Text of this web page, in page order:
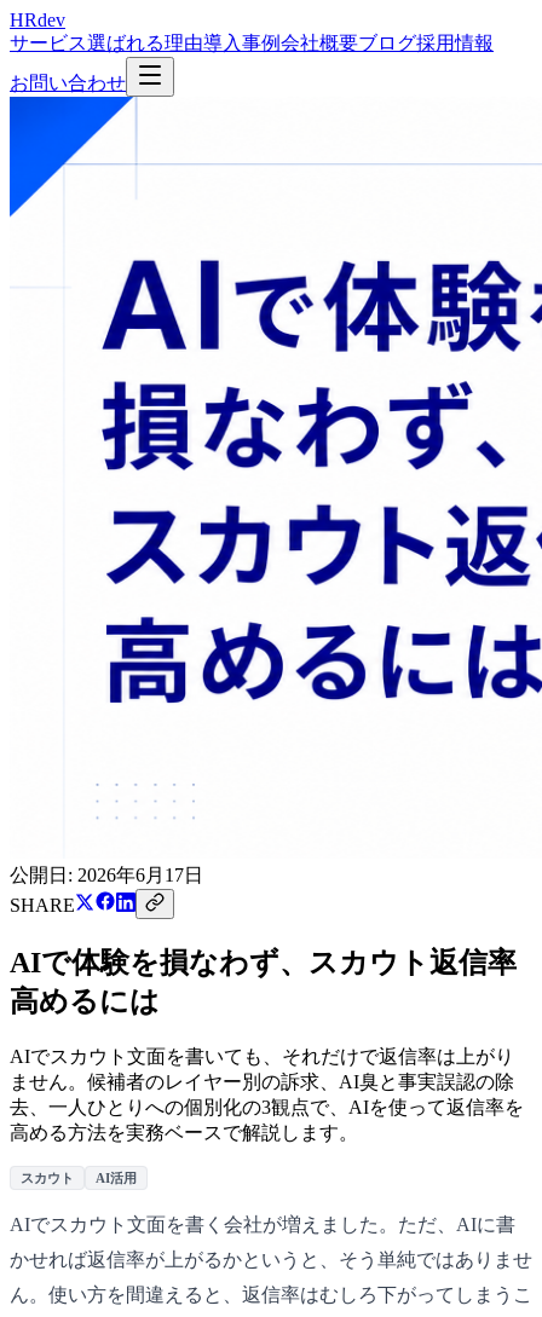
HRdev
サービス選ばれる理由導入事例会社概要ブログ採用情報
お問い合わせ
公開日: 2026年6月17日
SHARE
AIで体験を損なわず、スカウト返信率
高めるには
AIでスカウト文面を書いても、それだけで返信率は上がり
ません。候補者のレイヤー別の訴求、AI臭と事実誤認の除
去、一人ひとりへの個別化の3観点で、AIを使って返信率を
高める方法を実務ベースで解説します。
スカウト AI活用
AIでスカウト文面を書く会社が増えました。ただ、AIに書
かせれば返信率が上がるかというと、そう単純ではありませ
ん。使い方を間違えると、返信率はむしろ下がってしまうこ